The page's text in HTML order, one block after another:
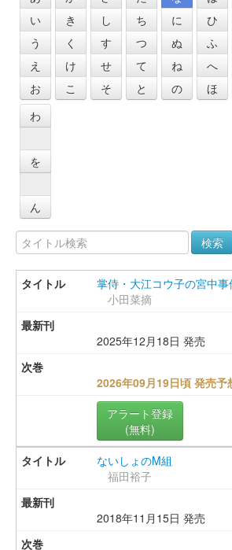
い
う
え
お
き
く
け
こ
し
す
せ
そ
ち
つ
て
と
に
ぬ
ね
の
ひ
ふ
へ
ほ
わ
を
ん
検索
掌侍・大江コウ子の宮中事
小田菜摘
2025年12月18日 発売
2026年09月19日頃 発売予
アラート登録
(無料)
ないしょのM組
福田裕子
2018年11月15日 発売